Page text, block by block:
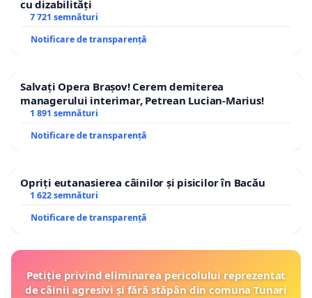
cu dizabilități
7 721 semnături
Notificare de transparență
Salvați Opera Brașov! Cerem demiterea
managerului interimar, Petrean Lucian-Marius!
1 891 semnături
Notificare de transparență
Opriți eutanasierea câinilor și pisicilor în Bacău
1 622 semnături
Notificare de transparență
Petiție privind eliminarea pericolului reprezentat
de câinii agresivi și fără stăpân din comuna Tunari